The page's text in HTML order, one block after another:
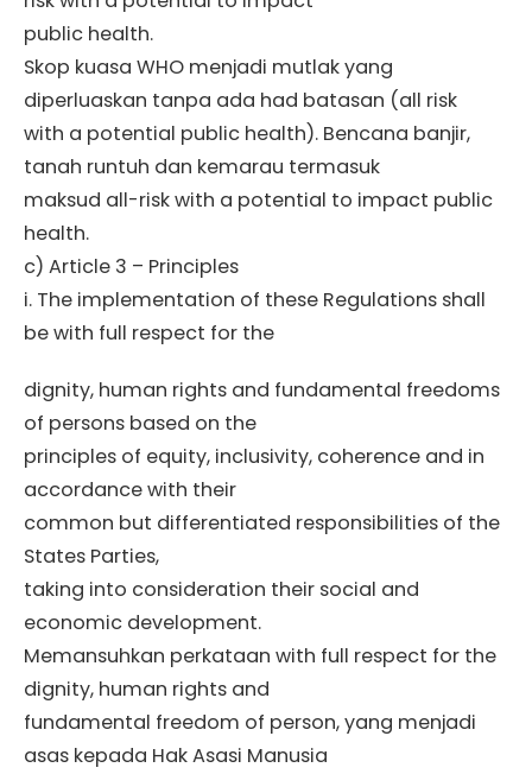
public health.
Skop kuasa WHO menjadi mutlak yang
diperluaskan tanpa ada had batasan (all risk
with a potential public health). Bencana banjir,
tanah runtuh dan kemarau termasuk
maksud all-risk with a potential to impact public
health.
c) Article 3 – Principles
i. The implementation of these Regulations shall
be with full respect for the
dignity, human rights and fundamental freedoms
of persons based on the
principles of equity, inclusivity, coherence and in
accordance with their
common but differentiated responsibilities of the
States Parties,
taking into consideration their social and
economic development.
Memansuhkan perkataan with full respect for the
dignity, human rights and
fundamental freedom of person, yang menjadi
asas kepada Hak Asasi Manusia